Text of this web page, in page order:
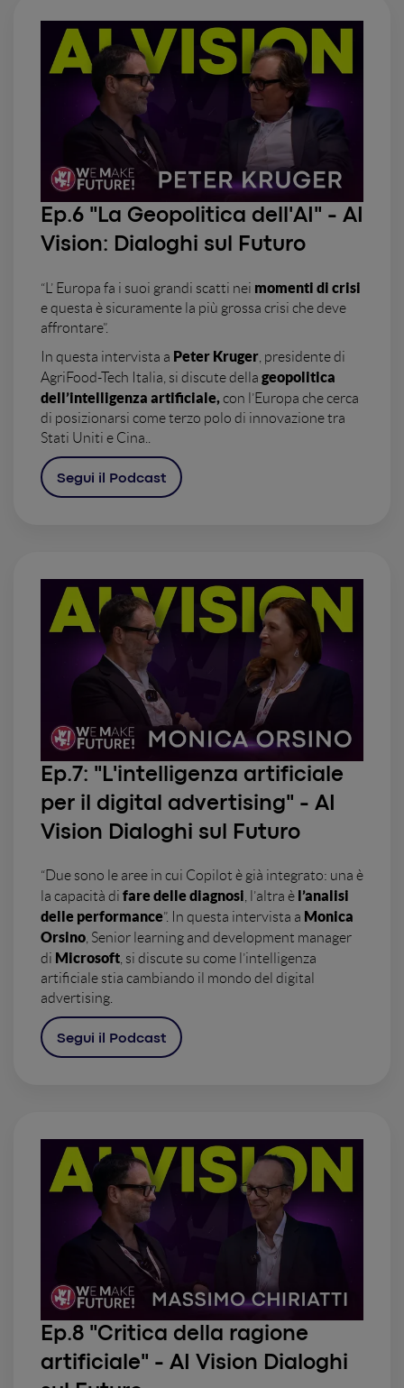
Ep.6 "La Geopolitica dell'AI" - AI
Vision: Dialoghi sul Futuro
“L’ Europa fa i suoi grandi scatti nei momenti di crisi
e questa è sicuramente la più grossa crisi che deve
affrontare”.
In questa intervista a Peter Kruger, presidente di
AgriFood-Tech Italia, si discute della geopolitica
dell’intelligenza artificiale,con l’Europa che cerca
di posizionarsi come terzo polo di innovazione tra
Stati Uniti e Cina..
Segui il Podcast
Ep.7: " L'intelligenza artificiale
per il digital advertising" - AI
Vision Dialoghi sul Futuro
“Due sono le aree in cui Copilot è già integrato: una è
la capacità di fare delle diagnosi , l’altra è l’analisi
delle performance”. In questa intervista a Monica
Orsino , Senior learning and development manager
di Microsoft , si discute su come l’intelligenza
artificiale stia cambiando il mondo del digital
advertising.
Segui il Podcast
Ep.8 "Critica della ragione
artificiale" - AI Vision Dialoghi